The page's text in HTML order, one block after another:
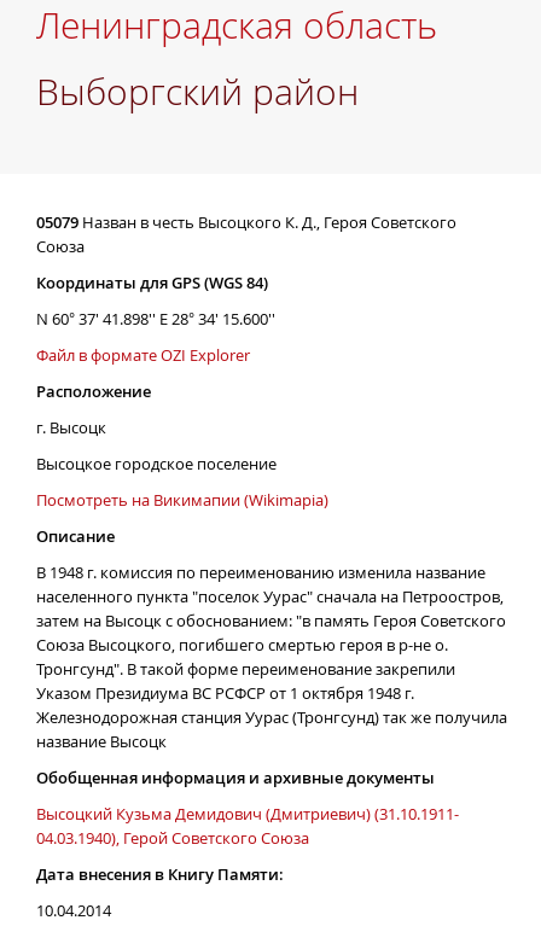
Ленинградская область
Выборгский район
05079 Назван в честь Высоцкого К. Д., Героя Советского
Союза
Координаты для GPS (WGS 84)
N 60° 37' 41.898'' E 28° 34' 15.600''
Файл в формате OZI Explorer
Расположение
г. Высоцк
Высоцкое городское поселение
Посмотреть на Викимапии (Wikimapia)
Описание
В 1948 г. комиссия по переименованию изменила название
населенного пункта "поселок Уурас" сначала на Петроостров,
затем на Высоцк с обоснованием: "в память Героя Советского
Союза Высоцкого, погибшего смертью героя в р-не о.
Тронгсунд". В такой форме переименование закрепили
Указом Президиума ВС РСФСР от 1 октября 1948 г.
Железнодорожная станция Уурас (Тронгсунд) так же получила
название Высоцк
Обобщенная информация и архивные документы
Высоцкий Кузьма Демидович (Дмитриевич) (31.10.1911-
04.03.1940), Герой Советского Союза
Дата внесения в Книгу Памяти:
10.04.2014